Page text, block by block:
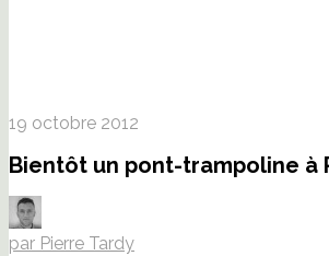
19 octobre 2012
Bientôt un pont-trampoline à
par Pierre Tardy